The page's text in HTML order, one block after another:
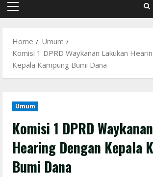
Primary
Home
Umum
Komisi 1 DPRD Waykanan Lakukan
Kepala Kampung Bumi Dana
Umum
Komisi 1 DPRD
Hearing Dengan Kepala
Bumi Dana